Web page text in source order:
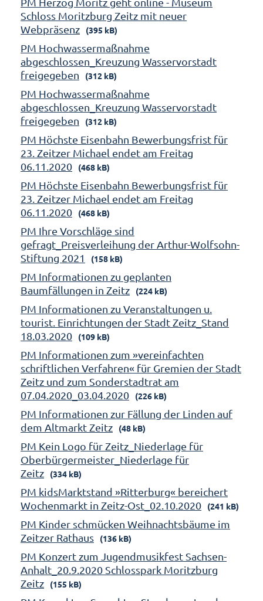
Schloss Moritzburg Zeitz mit neuer
Webpräsenz
(395 kB)
PM Hochwassermaßnahme
abgeschlossen_Kreuzung Wasservorstadt
freigegeben
(312 kB)
PM Hochwassermaßnahme
abgeschlossen_Kreuzung Wasservorstadt
freigegeben
(312 kB)
PM Höchste Eisenbahn Bewerbungsfrist für
23. Zeitzer Michael endet am Freitag
06.11.2020
(468 kB)
PM Höchste Eisenbahn Bewerbungsfrist für
23. Zeitzer Michael endet am Freitag
06.11.2020
(468 kB)
PM Ihre Vorschläge sind
gefragt_Preisverleihung der Arthur-Wolfsohn-
Stiftung 2021
(158 kB)
PM Informationen zu geplanten
Baumfällungen in Zeitz
(224 kB)
PM Informationen zu Veranstaltungen u.
tourist. Einrichtungen der Stadt Zeitz_Stand
18.03.2020
(109 kB)
PM Informationen zum »vereinfachten
schriftlichen Verfahren« für Gremien der Stadt
Zeitz und zum Sonderstadtrat am
07.04.2020_03.04.2020
(226 kB)
PM Informationen zur Fällung der Linden auf
dem Altmarkt Zeitz
(48 kB)
PM Kein Logo für Zeitz_Niederlage für
Oberbürgermeister_Niederlage für
Zeitz
(334 kB)
PM kidsMarktstand »Ritterburg« bereichert
Wochenmarkt in Zeitz-Ost_02.10.2020
(241 kB)
PM Kinder schmücken Weihnachtsbäume im
Zeitzer Rathaus
(136 kB)
PM Konzert zum Jugendmusikfest Sachsen-
Anhalt_20.9.2020 Schlosspark Moritzburg
Zeitz
(155 kB)